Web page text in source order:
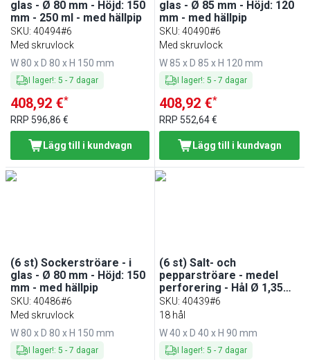
glas - Ø 80 mm - Höjd: 150
mm - 250 ml - med hällpip
SKU: 40494#6
Med skruvlock
W 80 x D 80 x H 150 mm
I lager!: 5 - 7 dagar
408,92 €*
RRP 596,86 €
Lägg till i kundvagn
glas - Ø 85 mm - Höjd: 120
mm - med hällpip
SKU:40490#6
Med skruvlock
W 85 x D 85 x H 120 mm
I lager!:5 -7 dagar
408,92 €*
RRP 552,64 €
Lägg till i kundvagn
(6 st) Sockerströare - i
glas - Ø 80 mm - Höjd: 150
mm - med hällpip
SKU: 40486#6
Med skruvlock
W 80 x D 80 x H 150 mm
I lager!: 5 - 7 dagar
(6 st) Salt- och
pepparströare - medel
perforering - Hål Ø 1,35
mm - glas/rostfritt stål -
Höjd: 90 mm
SKU:40439#6
18 hål
W 40 x D 40 x H 90 mm
I lager!:5 -7 dagar